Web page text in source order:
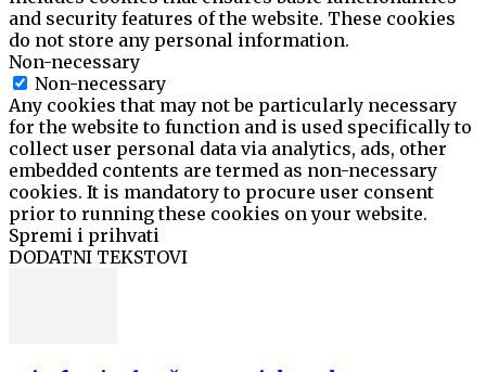
and security features of the website. These cookies
do not store any personal information.
Non-necessary
Non-necessary
Any cookies that may not be particularly necessary
for the website to function and is used specifically to
collect user personal data via analytics, ads, other
embedded contents are termed as non-necessary
cookies. It is mandatory to procure user consent
prior to running these cookies on your website.
Spremi i prihvati
DODATNI TEKSTOVI